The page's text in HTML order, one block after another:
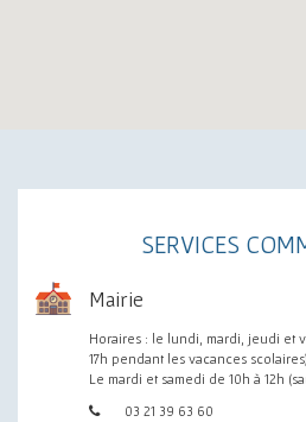
SERVICES
Mairie
Horaires : le lundi, mardi, jeudi et
17h pendant les vacances scolaires)
Le mardi et samedi de 10h à 12h
03 21 39 63 60